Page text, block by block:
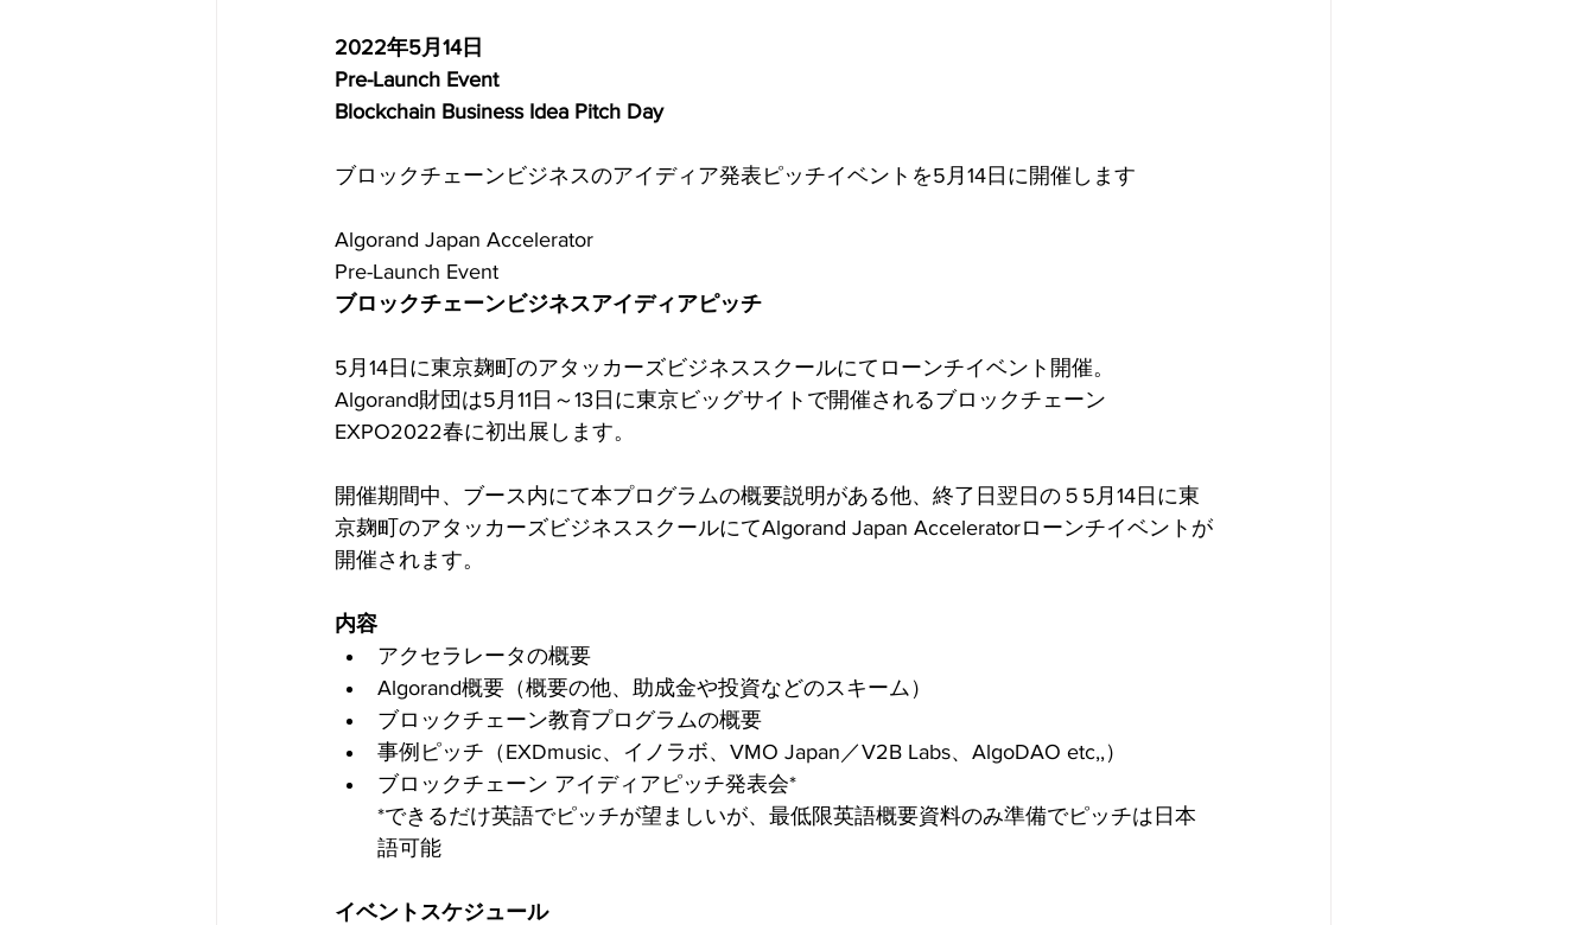
2022年5月14日
​Pre-Launch Event
Blockchain Business Idea Pitch Day
ブロックチェーンビジネスのアイディア発表ピッチイベントを5月14日に開催します
Algorand Japan Accelerator
Pre-Launch Event
​ブロックチェーンビジネスアイディアピッチ
5月14日に東京麹町のアタッカーズビジネススクールにてローンチイベント開催。
Algorand財団は5月11日～13日に東京ビッグサイトで開催されるブロックチェーン
EXPO2022春に初出展します。
開催期間中、ブース内にて本プログラムの概要説明がある他、終了日翌日の５5月14日に東
京麹町のアタッカーズビジネススクールにてAlgorand Japan Acceleratorローンチイベントが
開催されます。
内容
アクセラレータの概要
Algorand概要（概要の他、助成金や投資などのスキーム）
ブロックチェーン教育プログラムの概要
事例ピッチ（EXDmusic、イノラボ、VMO Japan／V2B Labs、AlgoDAO etc,,）
ブロックチェーン アイディアピッチ発表会*
*できるだけ英語でピッチが望ましいが、最低限英語概要資料のみ準備でピッチは日本
語可能
イベントスケジュール